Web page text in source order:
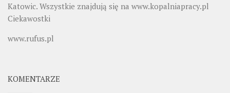
Katowic. Wszystkie znajdują się na www.kopalniapracy.pl
Ciekawostki
www.rufus.pl
KOMENTARZE